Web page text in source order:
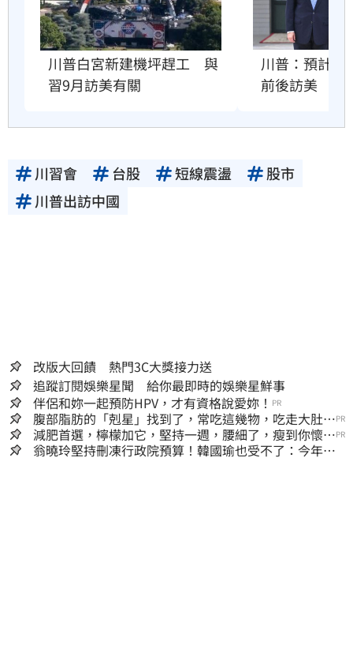
川普白宮新建機坪趕工　與
習9月訪美有關
川普：預計習
前後訪美
川習會 台股 短線震盪
股市
川普出訪中國
改版大回饋 熱門3C大獎接力送
追蹤訂閱娛樂星聞 給你最即時的娛樂星鮮事
伴侶和妳一起預防HPV，才有資格說愛妳！ PR
腹部脂肪的「剋星」找到了，常吃這幾物，吃走大肚
囊，瘦出小蠻腰
PR
減肥首選，檸檬加它，堅持一週，腰細了，瘦到你懷疑
人生
PR
翁曉玲堅持刪凍行政院預算！韓國瑜也受不了：今年剩4